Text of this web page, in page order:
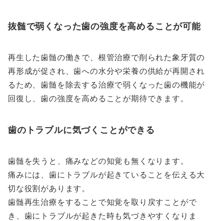
抜髄で弱くなった歯の強度を高めることが可能
再生した歯髄の働きで、根管治療で削られた象牙質の
再形成が促され、歯への水分や栄養の供給が再開され
るため、歯髄を除去する治療で弱くなった歯の機能が
回復し、歯の強度を高めることが期待できます。
歯のトラブルに気づくことができる
歯髄を失うと、痛みなどの知覚も無くなります。
痛みには、歯にトラブルが起きていることを伝える大
切な役割があります。
歯髄再生治療をすることで知覚を取り戻すことがで
き、歯にトラブルが起きた時も気づきやすくなりま